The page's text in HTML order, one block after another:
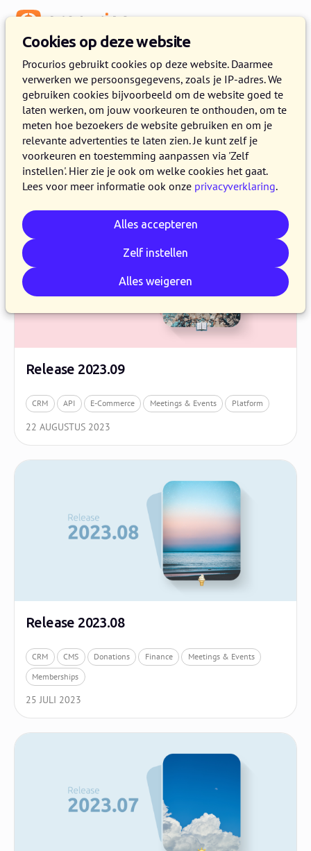
Cookies op deze website
Procurios gebruikt cookies op deze website. Daarmee
verwerken we persoonsgegevens, zoals je IP-adres. We
gebruiken cookies bijvoorbeeld om de website goed te
laten werken, om jouw voorkeuren te onthouden, om te
meten hoe bezoekers de website gebruiken en om je
relevante advertenties te laten zien. Je kunt zelf je
voorkeuren en toestemming aanpassen via 'Zelf
instellen'. Hier zie je ook om welke cookies het gaat.
Lees voor meer informatie ook onze privacyverklaring.
Alles accepteren
Zelf instellen
Alles weigeren
WEBLOG
Releasenotes over Meetings &
Events
Release 2023.09
CRM API E-Commerce Meetings & Events Platform
22 AUGUSTUS 2023
Release 2023.08
CRM CMS Donations Finance
Meetings & Events
Memberships
25 JULI 2023